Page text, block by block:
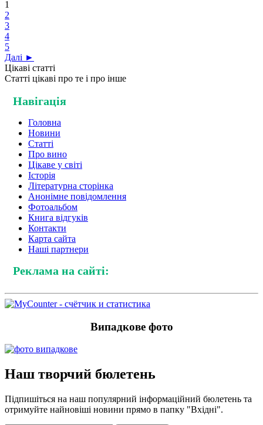
1
2
3
4
5
Далі ►
Цікаві статті
Статті цікаві про те і про інше
Навігація
Головна
Новини
Статті
Про вино
Цікаве у світі
Історія
Літературна сторінка
Анонімне повідомлення
Фотоальбом
Книга відгуків
Контакти
Карта сайта
Наші партнери
Реклама на сайті:
Випадкове фото
Наш творчий бюлетень
Підпишіться на наш популярний інформаційний бюлетень та
отримуйте найновіші новини прямо в папку "Вхідні".